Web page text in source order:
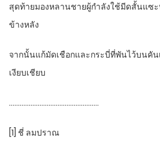
สุดท้ายมองหลานชายผู้กำลังใช้มีดสั้นแซ
ข้างหลัง
จากนั้นแก้มัดเชือกและกระบี่ที่พันไว้บนคั
เงียบเชียบ
…………………………………………..
[1] ชี่ ลมปราณ